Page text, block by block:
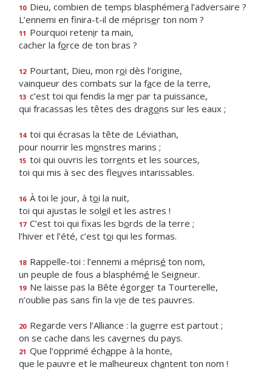
10 Dieu, combien de temps blasphémera l’adversaire ?
L’ennemi en finira-t-il de mépriser ton nom ?
11 Pourquoi retenir ta main,
cacher la force de ton bras ?
12 Pourtant, Dieu, mon roi dès l’origine,
vainqueur des combats sur la face de la terre,
13 c’est toi qui fendis la mer par ta puissance,
qui fracassas les têtes des dragons sur les eaux ;
14 toi qui écrasas la tête de Léviathan,
pour nourrir les monstres marins ;
15 toi qui ouvris les torrents et les sources,
toi qui mis à sec des fleuves intarissables.
16 À toi le jour, à toi la nuit,
toi qui ajustas le soleil et les astres !
17 C’est toi qui fixas les bords de la terre ;
l’hiver et l’été, c’est toi qui les formas.
18 Rappelle-toi : l’ennemi a méprisé ton nom,
un peuple de fous a blasphémé le Seigneur.
19 Ne laisse pas la Bête égorger ta Tourterelle,
n’oublie pas sans fin la vie de tes pauvres.
20 Regarde vers l’Alliance : la guerre est partout ;
on se cache dans les cavernes du pays.
21 Que l’opprimé échappe à la honte,
que le pauvre et le malheureux chantent ton nom !